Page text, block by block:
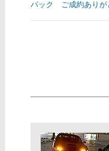
パック ご成約ありが